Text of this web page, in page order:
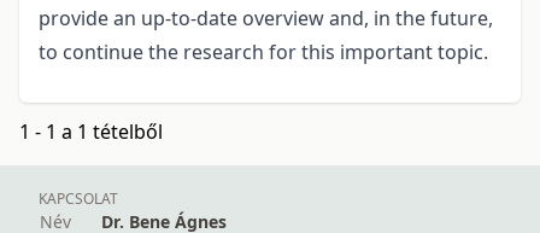
provide an up-to-date overview and, in the future,
to continue the research for this important topic.
1 - 1 a 1 tételből
KAPCSOLAT
Név
Dr. Bene Ágnes